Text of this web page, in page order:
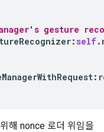
gesture
: self.
:
해 nonce 로더 위임을